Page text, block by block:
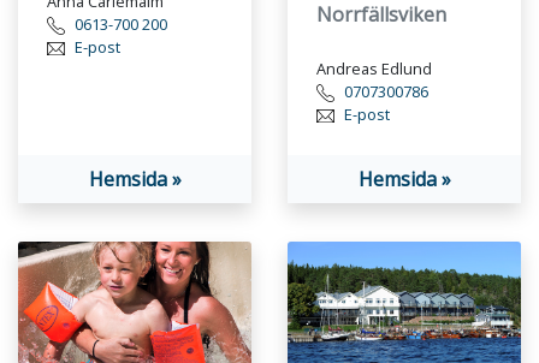
0613-700 200
E-post
Hemsida »
Norrfällsviken
Andreas Edlund
0707300786
E-post
Hemsida »